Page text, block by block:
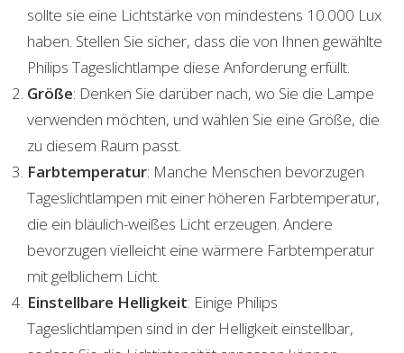
sollte sie eine Lichtstärke von mindestens 10.000 Lux
haben. Stellen Sie sicher, dass die von Ihnen gewählte
Philips Tageslichtlampe diese Anforderung erfüllt.
Größe: Denken Sie darüber nach, wo Sie die Lampe
verwenden möchten, und wählen Sie eine Größe, die
zu diesem Raum passt.
Farbtemperatur: Manche Menschen bevorzugen
Tageslichtlampen mit einer höheren Farbtemperatur,
die ein bläulich-weißes Licht erzeugen. Andere
bevorzugen vielleicht eine wärmere Farbtemperatur
mit gelblichem Licht.
Einstellbare Helligkeit: Einige Philips
Tageslichtlampen sind in der Helligkeit einstellbar,